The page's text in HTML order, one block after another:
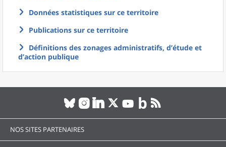
Données statistiques sur ce territoire
Publications sur ce territoire
Définitions des zonages administratifs, d’étude et
d’action publique
NOS SITES PARTENAIRES